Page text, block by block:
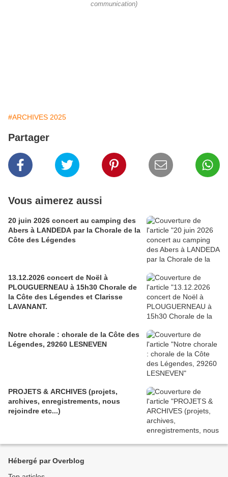
communication)
#ARCHIVES 2025
Partager
Vous aimerez aussi
20 juin 2026 concert au camping des
Abers à LANDEDA par la Chorale de la
Côte des Légendes
13.12.2026 concert de Noël à
PLOUGUERNEAU à 15h30 Chorale de
la Côte des Légendes et Clarisse
LAVANANT.
Notre chorale : chorale de la Côte des
Légendes, 29260 LESNEVEN
PROJETS & ARCHIVES (projets,
archives, enregistrements, nous
rejoindre etc...)
Hébergé par Overblog